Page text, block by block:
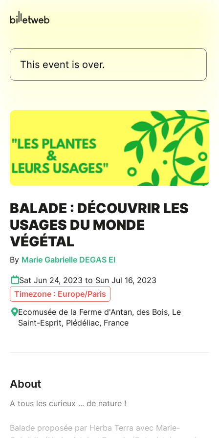
This event is over.
BALADE : DÉCOUVRIR LES
USAGES DU MONDE
VÉGÉTAL
By Marie Gabrielle DEGAS EI
Sat Jun 24, 2023 to Sun Jul 16, 2023
Timezone : Europe/Paris
Ecomusée de la Ferme d'Antan, des Bois, Le
Saint-Esprit, Plédéliac, France
About
A tous les curieux ... de nature !
Balade proposée par Herba Terra avec Marie-